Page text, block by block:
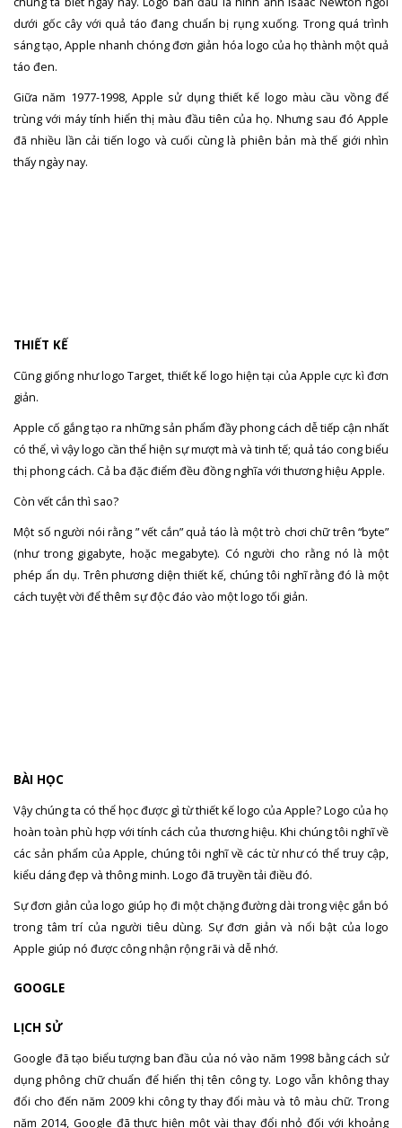
dưới gốc cây với quả táo đang chuẩn bị rụng xuống. Trong quá trình
sáng tạo, Apple nhanh chóng đơn giản hóa logo của họ thành một quả
táo đen.
Giữa năm 1977-1998, Apple sử dụng thiết kế logo màu cầu vồng để
trùng với máy tính hiển thị màu đầu tiên của họ. Nhưng sau đó Apple
đã nhiều lần cải tiến logo và cuối cùng là phiên bản mà thế giới nhìn
thấy ngày nay.
THIẾT KẾ
Cũng giống như logo Target, thiết kế logo hiện tại của Apple cực kì đơn
giản.
Apple cố gắng tạo ra những sản phẩm đầy phong cách dễ tiếp cận nhất
có thể, vì vậy logo cần thể hiện sự mượt mà và tinh tế; quả táo cong biểu
thị phong cách. Cả ba đặc điểm đều đồng nghĩa với thương hiệu Apple.
Còn vết cắn thì sao?
Một số người nói rằng ” vết cắn” quả táo là một trò chơi chữ trên “byte”
(như trong gigabyte, hoặc megabyte). Có người cho rằng nó là một
phép ẩn dụ. Trên phương diện thiết kế, chúng tôi nghĩ rằng đó là một
cách tuyệt vời để thêm sự độc đáo vào một logo tối giản.
BÀI HỌC
Vậy chúng ta có thể học được gì từ thiết kế logo của Apple? Logo của họ
hoàn toàn phù hợp với tính cách của thương hiệu. Khi chúng tôi nghĩ về
các sản phẩm của Apple, chúng tôi nghĩ về các từ như có thể truy cập,
kiểu dáng đẹp và thông minh. Logo đã truyền tải điều đó.
Sự đơn giản của logo giúp họ đi một chặng đường dài trong việc gắn bó
trong tâm trí của người tiêu dùng. Sự đơn giản và nổi bật của logo
Apple giúp nó được công nhận rộng rãi và dễ nhớ.
GOOGLE
LỊCH SỬ
Google đã tạo biểu tượng ban đầu của nó vào năm 1998 bằng cách sử
dụng phông chữ chuẩn để hiển thị tên công ty. Logo vẫn không thay
đổi cho đến năm 2009 khi công ty thay đổi màu và tô màu chữ. Trong
năm 2014, Google đã thực hiện một vài thay đổi nhỏ đối với khoảng